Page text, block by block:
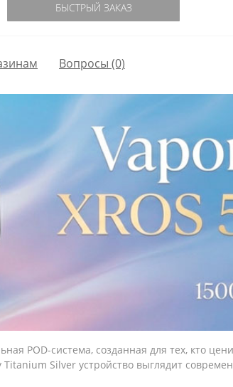
БЫСТРЫЙ ЗАКАЗ
Вопросы (0)
POD-система, созданная для тех, кто
Silver устройство выглядит